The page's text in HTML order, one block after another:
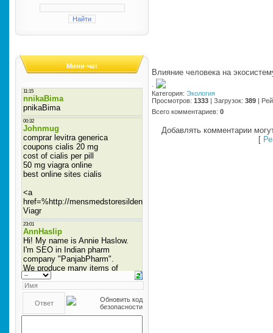
Мини-чат
Влияние человека на
·
Категория: Экология
Просмотров: 1333 | Загрузок: 389 |
Всего комментариев: 0
Добавлять комментарии
[